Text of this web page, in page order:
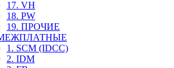
17. VH
18. PW
19. ПРОЧИЕ
МЕЖПЛАТНЫЕ
1. SCM (IDCC)
2. IDM